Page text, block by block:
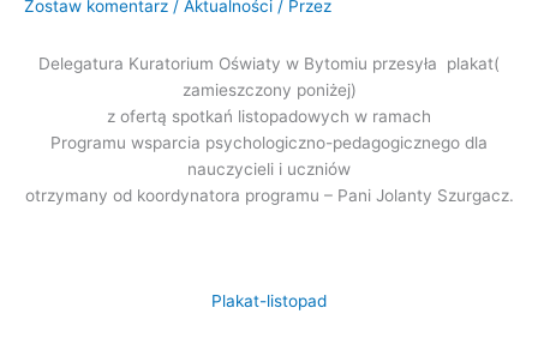
Zostaw komentarz / Aktualności / Przez
Delegatura Kuratorium Oświaty w Bytomiu przesyła plakat(
zamieszczony poniżej)
z ofertą spotkań listopadowych w ramach
Programu wsparcia psychologiczno-pedagogicznego dla
nauczycieli i uczniów
otrzymany od koordynatora programu – Pani Jolanty Szurgacz.
Plakat-listopad